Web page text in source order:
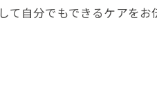
自分でもできるケアをお